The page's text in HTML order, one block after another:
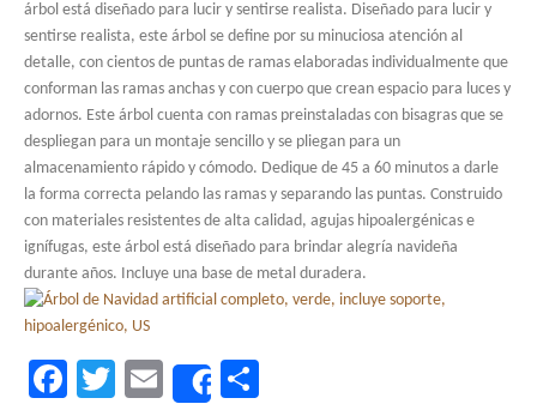
árbol está diseñado para lucir y sentirse realista. Diseñado para lucir y
sentirse realista, este árbol se define por su minuciosa atención al
detalle, con cientos de puntas de ramas elaboradas individualmente que
conforman las ramas anchas y con cuerpo que crean espacio para luces y
adornos. Este árbol cuenta con ramas preinstaladas con bisagras que se
despliegan para un montaje sencillo y se pliegan para un
almacenamiento rápido y cómodo. Dedique de 45 a 60 minutos a darle
la forma correcta pelando las ramas y separando las puntas. Construido
con materiales resistentes de alta calidad, agujas hipoalergénicas e
ignífugas, este árbol está diseñado para brindar alegría navideña
durante años. Incluye una base de metal duradera.
Facebook
TwitterEmailShare